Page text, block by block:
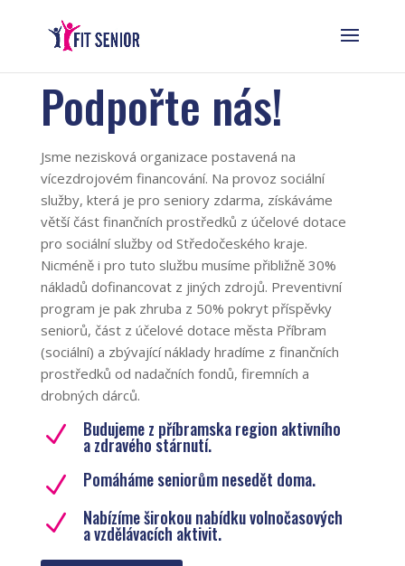
Podpořte nás!
Jsme nezisková organizace postavená na
vícezdrojovém financování. Na provoz sociální
služby, která je pro seniory zdarma, získáváme
větší část finančních prostředků z účelové dotace
pro sociální služby od Středočeského kraje.
Nicméně i pro tuto službu musíme přibližně 30%
nákladů dofinancovat z jiných zdrojů. Preventivní
program je pak zhruba z 50% pokryt příspěvky
seniorů, část z účelové dotace města Příbram
(sociální) a zbývající náklady hradíme z finančních
prostředků od nadačních fondů, firemních a
drobných dárců.
N Budujeme z příbramska region aktivního
a zdravého stárnutí.
N Pomáháme seniorům nesedět doma.
N Nabízíme širokou nabídku volnočasových
a vzdělávacích aktivit.